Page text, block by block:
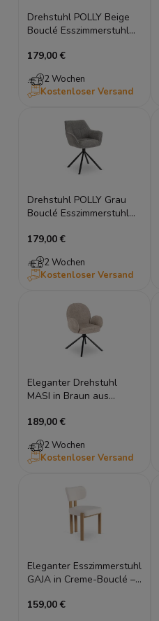
Drehstuhl POLLY Beige
Bouclé Esszimmerstuhl
Armlehnenstuhl
179,00 €
2 Wochen
Kostenloser Versand
Drehstuhl POLLY Grau
Bouclé Esszimmerstuhl
Armlehnenstuhl
179,00 €
2 Wochen
Kostenloser Versand
Eleganter Drehstuhl
MASI in Braun aus
Return
189,00 €
2 Wochen
Kostenloser Versand
Eleganter Esszimmerstuhl
GAJA in Creme-Bouclé –
159,00 €